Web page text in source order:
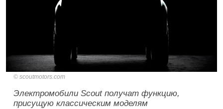
scoutmotors.com
Электромобили Scout получат функцию,
присущую классическим моделям